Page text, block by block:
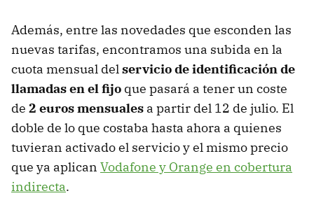
Además, entre las novedades que esconden las
nuevas tarifas, encontramos una subida en la
cuota mensual delservicio de identificación de
llamadas en el fijo que pasará a tener un coste
de 2 euros mensuales a partir del 12 de julio. El
doble de lo que costaba hasta ahora a quienes
tuvieran activado el servicio y el mismo precio
que ya aplican Vodafone y Orange en cobertura
indirecta.